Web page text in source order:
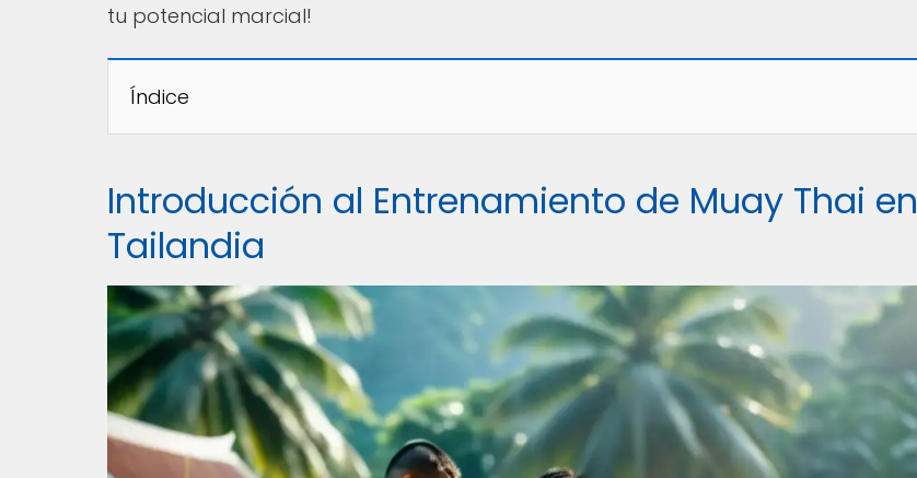
tu potencial marcial!
Índice
Introducción al Entrenamiento de Muay Thai en
Tailandia